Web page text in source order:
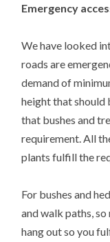
Emergency
We have looked
roads are
demand of
height that should
that bushes and
requirement. All
plants fulfill the
For bushes and
and walk paths,
hang out so you